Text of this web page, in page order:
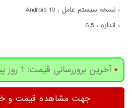
نسخه سیستم عامل : Android 10
اندازه : 6.5
آخرین بروزرسانی قیمت: 1 روز پیش
جهت مشاهده قیمت و